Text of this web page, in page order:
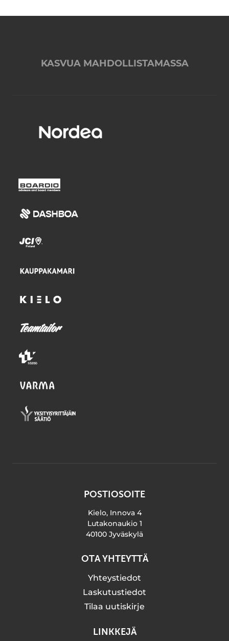
KASVUA MAHDOLLISTAMASSA
POSTIOSOITE
Kielo, Innova 4
Lutakonaukio 1
40100 Jyväskylä
OTA YHTEYTTÄ
Yhteystiedot
Laskutustiedot
Tilaa uutiskirje
LINKKEJÄ